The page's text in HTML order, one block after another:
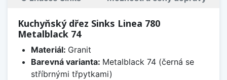
Kuchyňský dřez Sinks Linea 780
Metalblack 74
Materiál: Granit
Barevná varianta: Metalblack 74 (černá se
stříbrnými třpytkami)